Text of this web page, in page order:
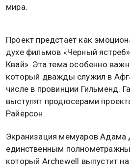
мира.
Проект предстает как
духе фильмов «Черный
Квай». Эта тема особенно
который дважды служил в
числе в провинции Гильменд.
выступят продюсерами
Райерсон.
Экранизация мемуаров Адама
единственным
который Archewell выпустит